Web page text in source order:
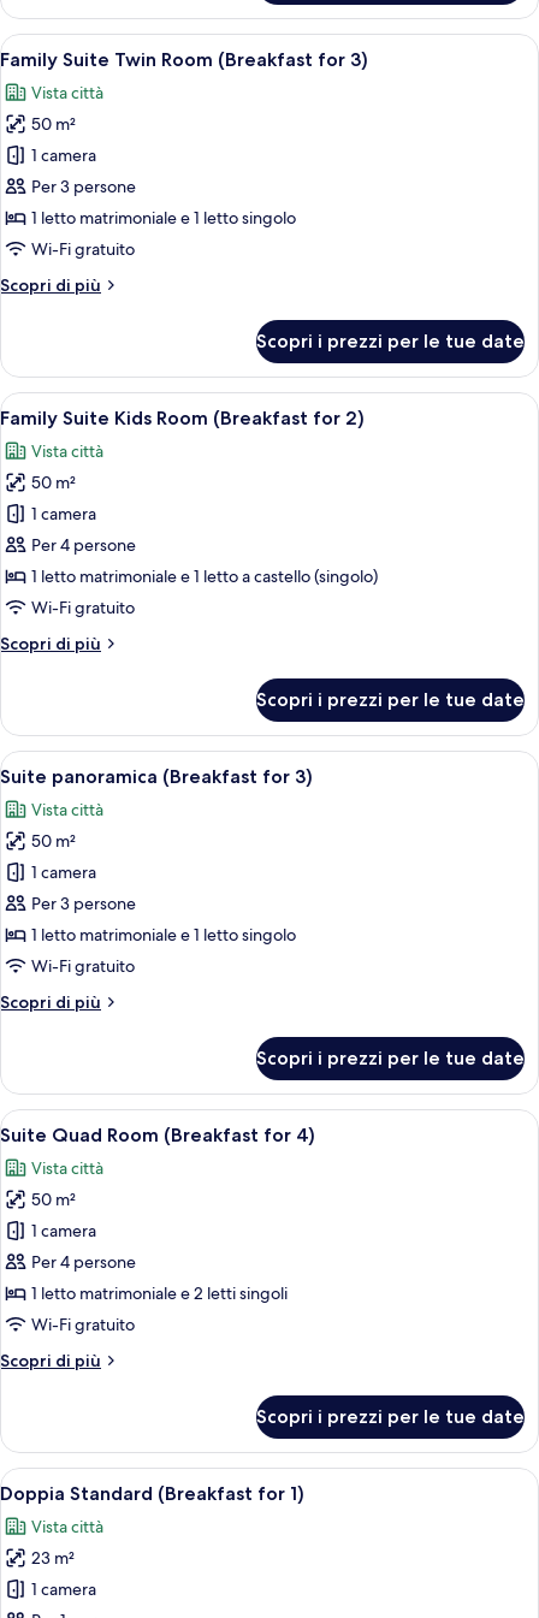
Standard
(Breakfast
for
Apri
tutte
le
foto
per
Family
Suite
Twin
(Breakfast
Una cucina moderna con uno chef
9
Family Suite Twin Room (Breakfast for 3)
Vista città
50 m²
1 camera
Per 3 persone
1 letto matrimoniale e 1 letto singolo
Wi-Fi gratuito
Scopri di più
Altri
Suite
Twin
Room
(Breakfast
for
3)
Scopri i prezzi per le tue date
Apri
tutte
le
foto
per
Family
Suite
Kids
(Breakfast
Camera d'albergo moderna con un
10
Family Suite Kids Room (Breakfast for 2)
Vista città
50 m²
1 camera
Per 4 persone
1 letto matrimoniale e 1 letto a castello (singolo)
Wi-Fi gratuito
Scopri di più
Altri
Suite
Kids
Room
(Breakfast
for
2)
Scopri i prezzi per le tue date
Apri
tutte
le
foto
per
Suite
panoramica
(Breakfast
3)
Una cucina moderna con uno chef
10
Suite panoramica (Breakfast for 3)
Vista città
50 m²
1 camera
Per 3 persone
1 letto matrimoniale e 1 letto singolo
Wi-Fi gratuito
Scopri di più
Altri
panoramica
(Breakfast
for
Scopri i prezzi per le tue date
Apri
tutte
le
foto
per
Suite
Quad
Room
(Breakfast
for
Una cucina moderna con uno chef
8
Suite Quad Room (Breakfast for 4)
Vista città
50 m²
1 camera
Per 4 persone
1 letto matrimoniale e 2 letti singoli
Wi-Fi gratuito
Scopri di più
Altri
Quad
Room
(Breakfast
4)
Scopri i prezzi per le tue date
Apri
tutte
le
foto
per
Una cucina moderna con uno chef
8
Doppia Standard (Breakfast for 1)
Vista città
23 m²
1 camera